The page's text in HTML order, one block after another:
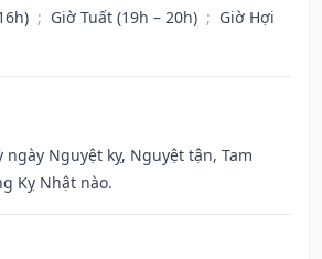
; Giờ Tuất (19h – 20h) ; Giờ Hợi
Nguyệt kỵ, Nguyệt tận, Tam
Kỵ Nhật nào.